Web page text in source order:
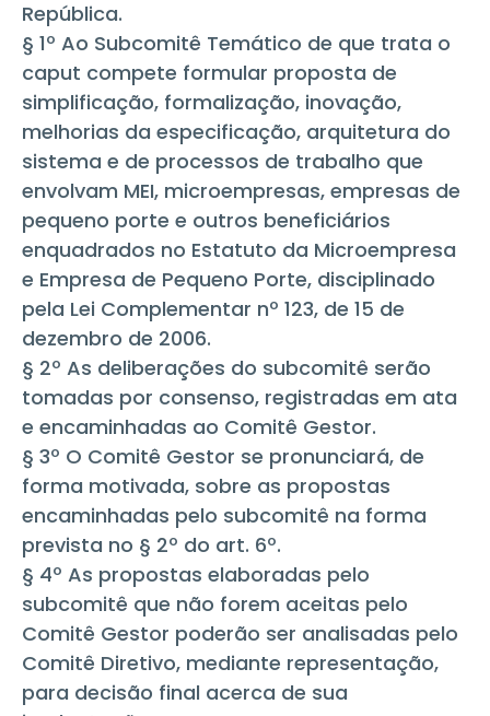
República.
§ 1º Ao Subcomitê Temático de que trata o
caput compete formular proposta de
simplificação, formalização, inovação,
melhorias da especificação, arquitetura do
sistema e de processos de trabalho que
envolvam MEI, microempresas, empresas de
pequeno porte e outros beneficiários
enquadrados no Estatuto da Microempresa
e Empresa de Pequeno Porte, disciplinado
pela Lei Complementar nº 123, de 15 de
dezembro de 2006.
§ 2º As deliberações do subcomitê serão
tomadas por consenso, registradas em ata
e encaminhadas ao Comitê Gestor.
§ 3º O Comitê Gestor se pronunciará, de
forma motivada, sobre as propostas
encaminhadas pelo subcomitê na forma
prevista no § 2º do art. 6º.
§ 4º As propostas elaboradas pelo
subcomitê que não forem aceitas pelo
Comitê Gestor poderão ser analisadas pelo
Comitê Diretivo, mediante representação,
para decisão final acerca de sua